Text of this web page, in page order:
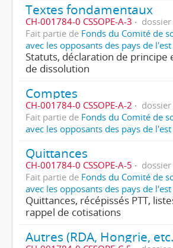
Textes fondamentaux
CH-001784-0 CSSOPE-A-3 dossier
Fait partie de Fonds du Comité de
avec les opposants des pays de l'est
Statuts, déclaration de principe
de dissolution
Comptes
CH-001784-0 CSSOPE-A-2 dossier
Fait partie de Fonds du Comité de
avec les opposants des pays de l'est
Quittances
CH-001784-0 CSSOPE-A-5 dossier
Fait partie de Fonds du Comité de
avec les opposants des pays de l'est
Quittances, récépissés PTT,
rappel de cotisations
Autres (RDA, Hongrie,